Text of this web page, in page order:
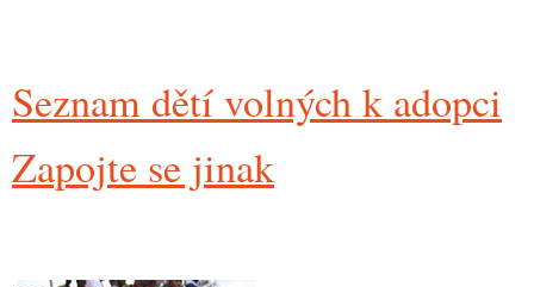
Seznam dětí volných k adopci
Zapojte se jinak